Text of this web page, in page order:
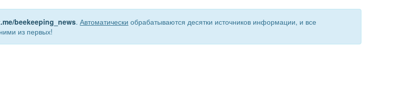
beekeeping_news. Автоматически обрабатываются десятки источников информации, и все
из первых!